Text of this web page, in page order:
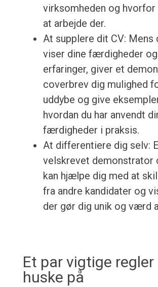
virksomheden og hvorfor
at arbejde der.
At supplere dit CV: Mens
viser dine færdigheder og
erfaringer, giver et
coverbrev dig mulighed
uddybe og give
hvordan du har anvendt
færdigheder i praksis.
At differentiere dig selv:
velskrevet demonstrator
kan hjælpe dig med at
fra andre kandidater og
der gør dig unik og værd
Et par vigtige regler
huske på